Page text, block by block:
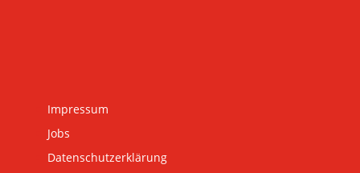
Impressum
Jobs
Datenschutzerklärung